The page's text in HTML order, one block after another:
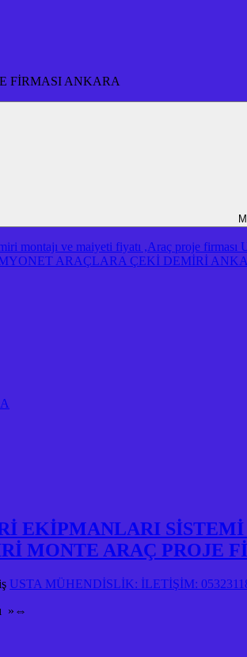
FİRMASI ANKARA
ve maiyeti fiyatı ,Araç proje firması
ARAÇLARA ÇEKİ DEMİRİ
EKİPMANLARI
MONTE ARAÇ PROJE
USTA MÜHENDİSLİK: İLETİŞİM:
»⇔